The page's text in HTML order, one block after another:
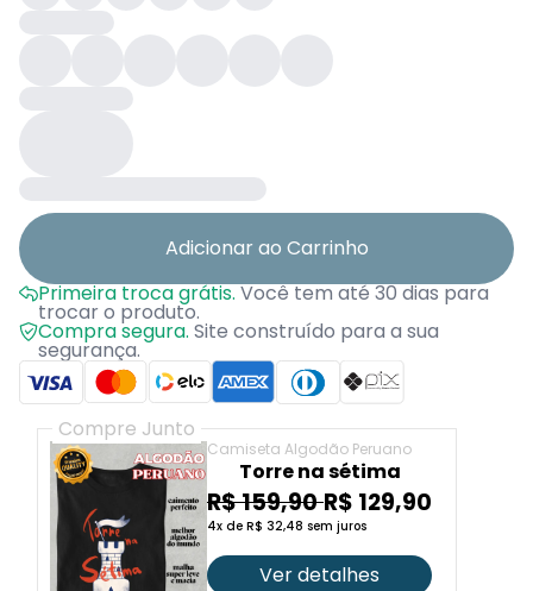
Adicionar ao Carrinho
Primeira troca grátis.Você tem até 30 dias para
trocar o produto.
Compra segura. Site construído para a sua
segurança.
Compre Junto
Camiseta Algodão Peruano
Torre na sétima
R$ 159,90 R$ 129,90
4x de R$ 32,48 sem juros
Ver detalhes